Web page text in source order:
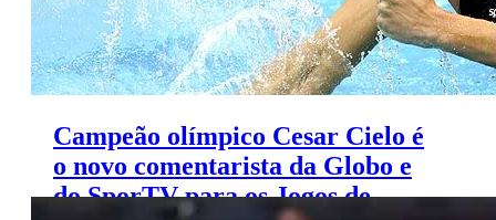
Campeão olímpico Cesar Cielo é
o novo comentarista da Globo e
do SporTV para os Jogos de